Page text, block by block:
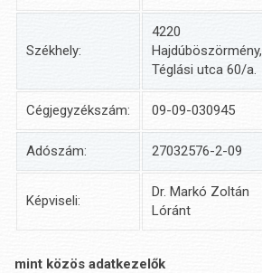
Székhely:
4220
Hajdúböszörmény,
Téglási utca 60/a.
Cégjegyzékszám: 09-09-030945
Adószám: 27032576-2-09
Képviseli:
Dr. Markó Zoltán
Lóránt
mint közös adatkezelők